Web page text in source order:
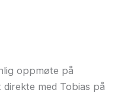
oppmøte på
med Tobias på